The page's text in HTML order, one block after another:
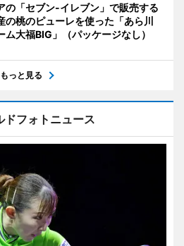
の「セブン-イレブン」で販売する
の桃のピューレを使った「あら川
ム大福BIG」（パッケージなし）
もっと見る
ドフォトニュース